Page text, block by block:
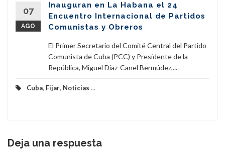
07
AGO
Inauguran en La Habana el 24
Encuentro Internacional de Partidos
Comunistas y Obreros
El Primer Secretario del Comité Central del Partido
Comunista de Cuba (PCC) y Presidente de la
República, Miguel Díaz-Canel Bermúdez,...
Cuba, Fijar, Noticias ...
Deja una respuesta